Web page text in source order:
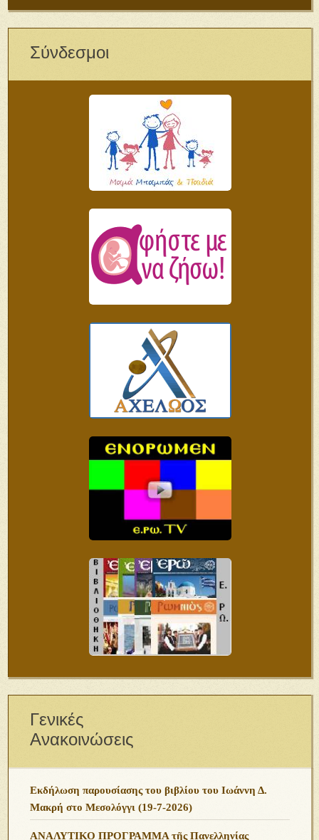
Σύνδεσμοι
Γενικές
Ανακοινώσεις
Εκδήλωση παρουσίασης του βιβλίου του Ιωάννη Δ.
Μακρή στο Μεσολόγγι (19-7-2026)
ΑΝΑΛΥΤΙΚΟ ΠΡΟΓΡΑΜΜΑ τῆς Πανελληνίας